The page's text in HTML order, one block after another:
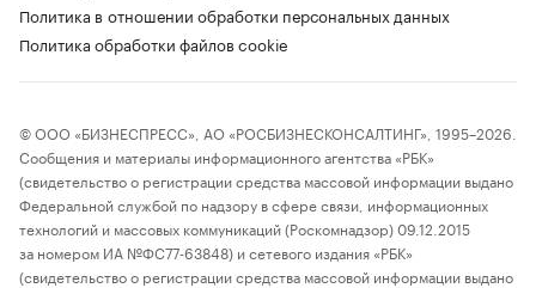
Политика в отношении обработки персональных данных
Политика обработки файлов cookie
© ООО «БИЗНЕСПРЕСС», АО «РОСБИЗНЕСКОНСАЛТИНГ», 1995–2026.
Сообщения и материалы информационного агентства «РБК»
(свидетельство о регистрации средства массовой информации выдано
Федеральной службой по надзору в сфере связи, информационных
технологий и массовых коммуникаций (Роскомнадзор) 09.12.2015
за номером ИА №ФС77-63848) и сетевого издания «РБК»
(свидетельство о регистрации средства массовой информации выдано